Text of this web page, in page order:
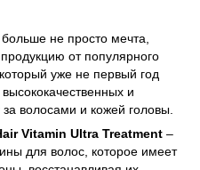
не просто мечта,
от популярного
, который уже не первый год
и
волосами и кожей головы.
Vitamin Ultra Treatment –
для волос, которое имеет